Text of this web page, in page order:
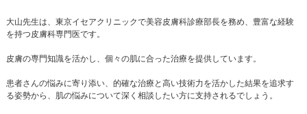
大山先生は、東京イセアクリニックで美容皮膚科診療部長を務め、豊富な経験
を持つ皮膚科専門医です。
皮膚の専門知識を活かし、個々の肌に合った治療を提供しています。
患者さんの悩みに寄り添い、的確な治療と高い技術力を活かした結果を追求す
る姿勢から、肌の悩みについて深く相談したい方に支持されるでしょう。